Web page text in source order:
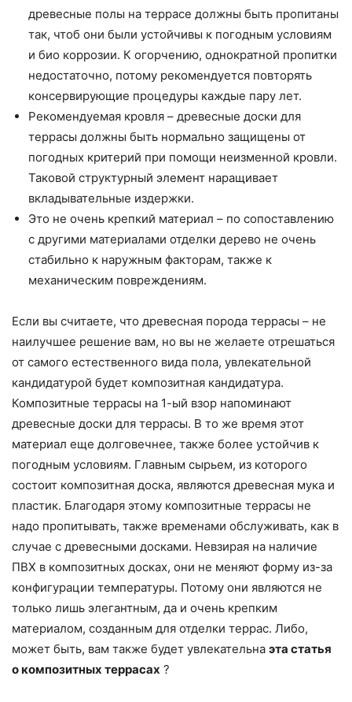
древесные полы на террасе должны быть пропитаны
так, чтоб они были устойчивы к погодным условиям
и био коррозии. К огорчению, однократной пропитки
недостаточно, потому рекомендуется повторять
консервирующие процедуры каждые пару лет.
Рекомендуемая кровля – древесные доски для
террасы должны быть нормально защищены от
погодных критерий при помощи неизменной кровли.
Таковой структурный элемент наращивает
вкладывательные издержки.
Это не очень крепкий материал – по сопоставлению
с другими материалами отделки дерево не очень
стабильно к наружным факторам, также к
механическим повреждениям.
Если вы считаете, что древесная порода террасы – не
наилучшее решение вам, но вы не желаете отрешаться
от самого естественного вида пола, увлекательной
кандидатурой будет композитная кандидатура.
Композитные террасы на 1-ый взор напоминают
древесные доски для террасы. В то же время этот
материал еще долговечнее, также более устойчив к
погодным условиям. Главным сырьем, из которого
состоит композитная доска, являются древесная мука и
пластик. Благодаря этому композитные террасы не
надо пропитывать, также временами обслуживать, как в
случае с древесными досками. Невзирая на наличие
ПВХ в композитных досках, они не меняют форму из-за
конфигурации температуры. Потому они являются не
только лишь элегантным, да и очень крепким
материалом, созданным для отделки террас. Либо,
может быть, вам также будет увлекательна эта статья
о композитных террасах ?